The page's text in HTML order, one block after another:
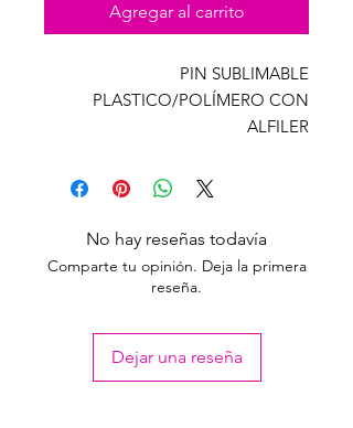
Agregar al carrito
PIN SUBLIMABLE
PLASTICO/POLÍMERO CON
ALFILER
Temperatura 175° 70 segundos.
No hay reseñas todavía
Comparte tu opinión. Deja la primera
reseña.
Dejar una reseña